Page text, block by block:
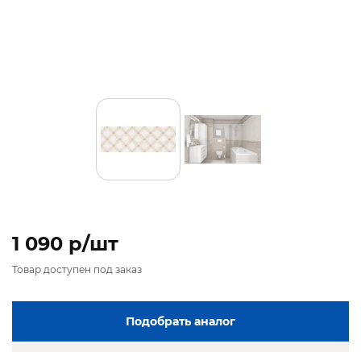
1 090 p/шт
Товар доступен под заказ
Подобрать аналог